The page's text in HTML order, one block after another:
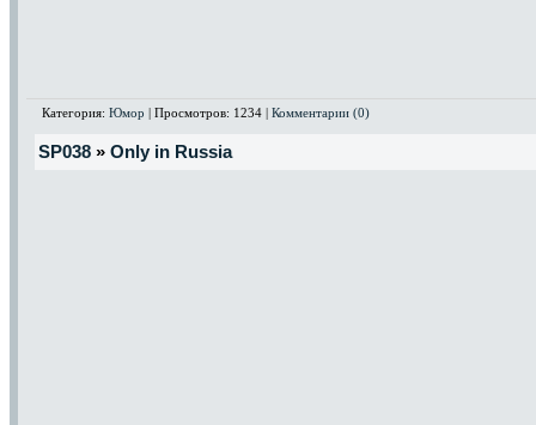
Категория: Юмор | Просмотров: 1234 | Комментарии (0)
SP038 » Only in Russia